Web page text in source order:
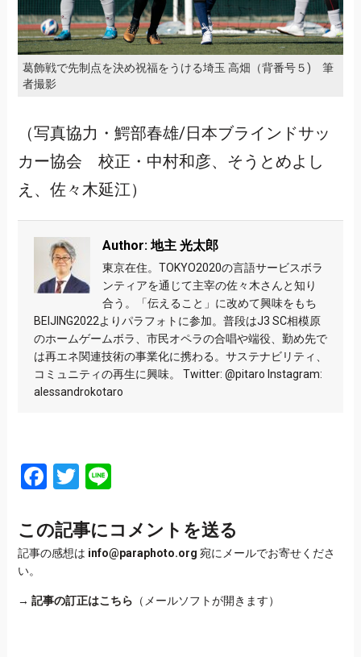
葛飾戦で先制点を決め祝福をうける埼玉 高畑（背番号５) 筆
者撮影
（写真協力・鰐部春雄/日本ブラインドサッ
カー協会 校正・中村和彦、そうとめよし
え、佐々木延江）
Author: 地主 光太郎
東京在住。TOKYO2020の言語サービスボラ
ンティアを通じて主宰の佐々木さんと知り
合う。「伝えること」に改めて興味をもち
BEIJING2022よりパラフォトに参加。普段はJ3 SC相模原
のホームゲームボラ、市民オペラの合唱や端役、勤め先で
は再エネ関連技術の事業化に携わる。サステナビリティ、
コミュニティの再生に興味。 Twitter: @pitaro Instagram:
alessandrokotaro
Facebook
Twitter
この記事にコメントを送る
記事の感想は info@paraphoto.org 宛にメールでお寄せくださ
い。
→ 記事の訂正はこちら （メールソフトが開きます）